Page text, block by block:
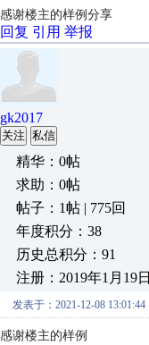
感谢楼主的样例分享
回复 引用 举报
gk2017
关注 私信
精华：0帖
求助：0帖
帖子：1帖 | 775回
年度积分：38
历史总积分：91
注册：2019年1月19日
发表于：2021-12-08 13:01:44
感谢楼主的样例